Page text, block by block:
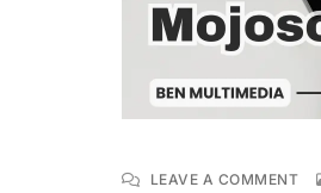
LEAVE A COMMENTON